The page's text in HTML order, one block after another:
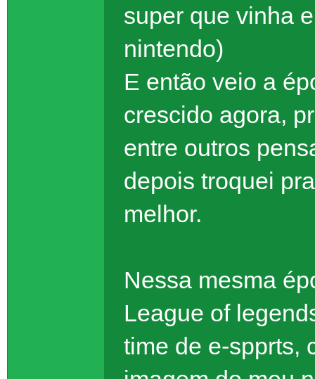
super que vinha
nintendo)
E então veio a
crescido agora,
entre outros
depois troquei
melhor.
Nessa mesma
League of
time de e-spprts,